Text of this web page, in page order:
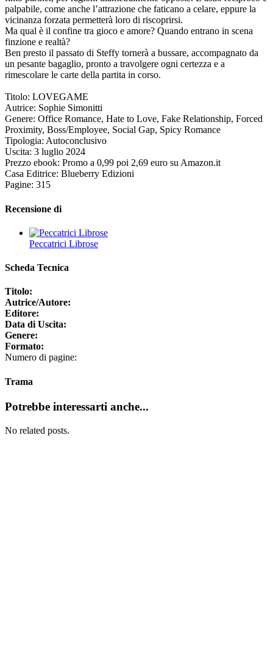
palpabile, come anche l’attrazione che faticano a celare, eppure la
vicinanza forzata permetterà loro di riscoprirsi.
Ma qual è il confine tra gioco e amore? Quando entrano in scena
finzione e realtà?
Ben presto il passato di Steffy tornerà a bussare, accompagnato da
un pesante bagaglio, pronto a travolgere ogni certezza e a
rimescolare le carte della partita in corso.
Titolo: LOVEGAME
Autrice: Sophie Simonitti
Genere: Office Romance, Hate to Love, Fake Relationship, Forced
Proximity, Boss/Employee, Social Gap, Spicy Romance
Tipologia: Autoconclusivo
Uscita: 3 luglio 2024
Prezzo ebook: Promo a 0,99 poi 2,69 euro su Amazon.it
Casa Editrice: Blueberry Edizioni
Pagine: 315
Recensione di
Peccatrici Librose
Scheda Tecnica
Titolo:
Autrice/Autore:
Editore:
Data di Uscita:
Genere:
Formato:
Numero di pagine:
Trama
Potrebbe interessarti anche...
No related posts.